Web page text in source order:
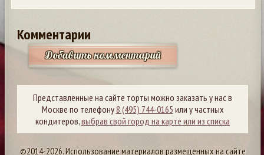
Комментарии
Добавить комментарий
Представленные на сайте торты можно заказать у нас в
Москве по телефону8 (495) 744-0165 или у частных
кондитеров,выбрав свой город на карте или из списка
©2014-2026. Использование материалов размещенных на сайте